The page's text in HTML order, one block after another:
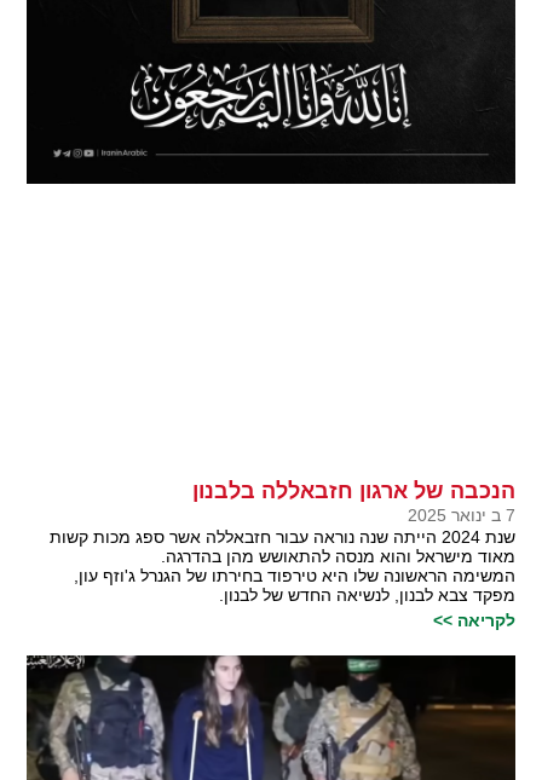
הנכבה של ארגון חזבאללה בלבנון
7 ב ינואר 2025
שנת 2024 הייתה שנה נוראה עבור חזבאללה אשר ספג מכות קשות
מאוד מישראל והוא מנסה להתאושש מהן בהדרגה.
המשימה הראשונה שלו היא טירפוד בחירתו של הגנרל ג'וזף עון,
מפקד צבא לבנון, לנשיאה החדש של לבנון.
לקריאה >>